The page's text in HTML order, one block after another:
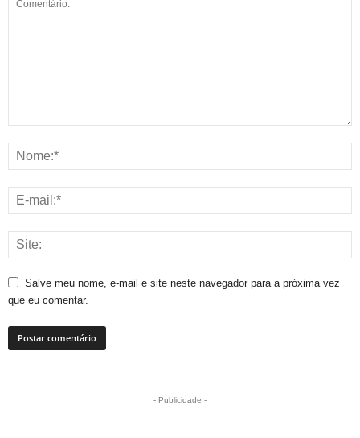
Salve meu nome, e-mail e site neste navegador para a próxima vez
que eu comentar.
- Publicidade -